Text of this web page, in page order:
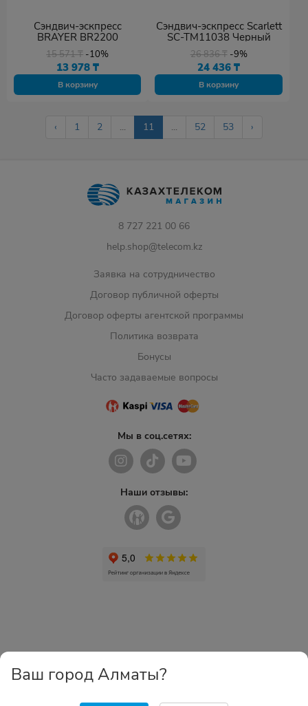
Сэндвич-эскпресс
BRAYER BR2200
15 571₸ -10%
13 978 ₸
В корзину
Сэндвич-эскпресс Scarlett
SC-TM11038 Черный
26 836₸ -9%
24 436₸
В корзину
‹ 1 2 ... 11 ... 52 53 ›
8 727 221 00 66
help.shop@telecom.kz
Заявка на сотрудничество
Договор публичной оферты
Договор оферты агентской программы
Политика возврата
Бонусы
Часто задаваемые вопросы
Мы в соц.сетях:
Наши отзывы:
Ваш город Алматы?